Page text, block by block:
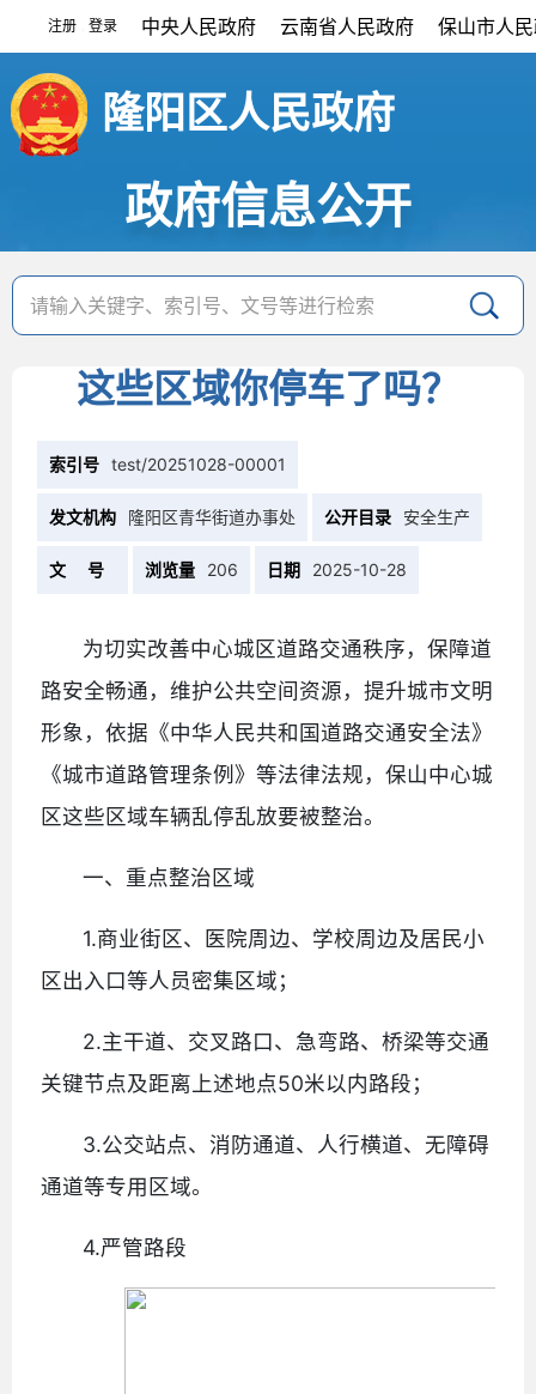
注册 登录 中央人民政府 云南省人民政府 保山市人
隆阳区人民政府
政府信息公开
这些区域你停车了吗？
索引号 test/20251028-00001
发文机构 隆阳区青华街道办事处 公开目录 安全生产
文 号 浏览量 206 日期 2025-10-28
为切实改善中心城区道路交通秩序，保障道
路安全畅通，维护公共空间资源，提升城市文明
形象，依据《中华人民共和国道路交通安全法》
《城市道路管理条例》等法律法规，保山中心城
区这些区域车辆乱停乱放要被整治。
一、重点整治区域
1.商业街区、医院周边、学校周边及居民小
区出入口等人员密集区域；
2.主干道、交叉路口、急弯路、桥梁等交通
关键节点及距离上述地点50米以内路段；
3.公交站点、消防通道、人行横道、无障碍
通道等专用区域。
4.严管路段